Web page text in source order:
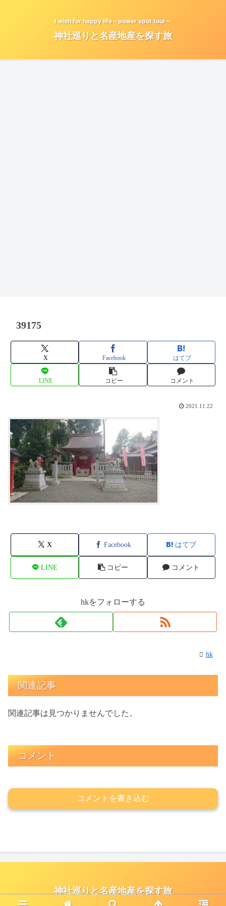
I wish for happy life～power spot tour～
神社巡りと名産地産を探す旅
39175
X Facebook はてブ
LINE コピー コメント
2021.11.22
X Facebook はてブ
LINE コピー コメント
hkをフォローする
hk
関連記事
関連記事は見つかりませんでした。
コメント
コメントを書き込む
神社巡りと名産地産を探す旅